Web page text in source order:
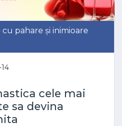
pahare și inimioare
cele mai
sa devina